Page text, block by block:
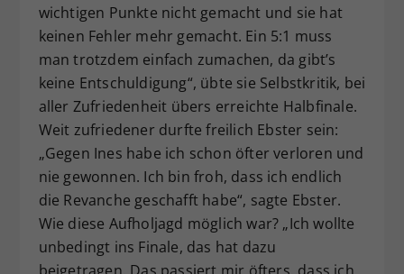
wichtigen Punkte nicht gemacht und sie hat
keinen Fehler mehr gemacht. Ein 5:1 muss
man trotzdem einfach zumachen, da gibt’s
keine Entschuldigung“, übte sie Selbstkritik, bei
aller Zufriedenheit übers erreichte Halbfinale.
Weit zufriedener durfte freilich Ebster sein:
„Gegen Ines habe ich schon öfter verloren und
nie gewonnen. Ich bin froh, dass ich endlich
die Revanche geschafft habe“, sagte Ebster.
Wie diese Aufholjagd möglich war? „Ich wollte
unbedingt ins Finale, das hat dazu